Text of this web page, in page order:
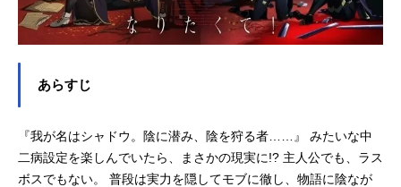
あらすじ
『我が名はシャドウ。陰に潜み、陰を狩る者……』 みたいな中
二病設定を楽しんでいたら、まさかの現実に!? 主人公でも、ラス
ボスでもない。 普段は実力を隠してモブに徹し、物語に陰なが